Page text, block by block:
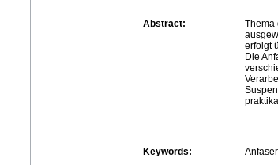
Abstract:
Thema
erfolgt
Die
Keywords: